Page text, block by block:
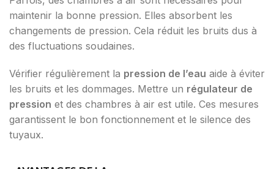
maintenir la bonne pression. Elles absorbent les
changements de pression. Cela réduit les bruits dus à
des fluctuations soudaines.
Vérifier régulièrement la pression de l’eau aide à éviter
les bruits et les dommages. Mettre un régulateur de
pression et des chambres à air est utile. Ces mesures
garantissent le bon fonctionnement et le silence des
tuyaux.